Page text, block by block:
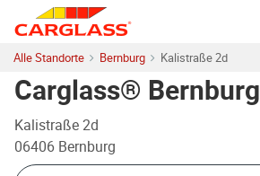
Skip to content
Return to Nav
Alle Standorte Bernburg Kalistraße 2d
Carglass® Bernburg
Kalistraße 2d
06406 Bernburg